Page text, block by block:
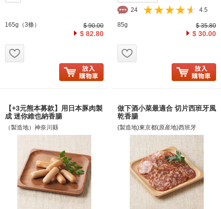
165g（3條） $ 90.00
$ 82.80
24 4.5
85g $ 35.80
$ 30.00
【+3元熊本募款】用日本豚肉製
成 迷你維也納香腸
（製造地）神奈川縣
做下酒小菜最適合 切片西班牙風
乾香腸
(製造地)東京都(原産地)西班牙